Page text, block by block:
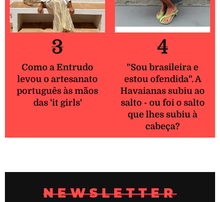
3
Como a Entrudo
levou o artesanato
português às mãos
das 'it girls'
4
"Sou brasileira e
estou ofendida". A
Havaianas subiu ao
salto - ou foi o salto
que lhes subiu à
cabeça?
NEWSLETTER